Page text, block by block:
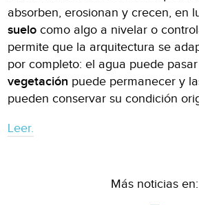
absorben, erosionan y crecen, en
suelo como algo a nivelar o
permite que la arquitectura se
por completo: el agua puede
vegetación puede permanecer y
pueden conservar su condición
Leer.
Más noticias en: